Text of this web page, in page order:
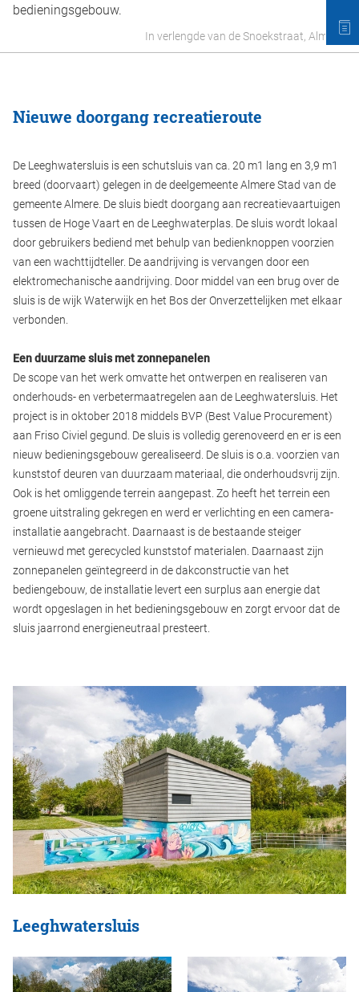
bedieningsgebouw.
In verlengde van de Snoekstraat, Almere
Nieuwe doorgang recreatieroute
De Leeghwatersluis is een schutsluis van ca. 20 m1 lang en 3,9 m1
breed (doorvaart) gelegen in de deelgemeente Almere Stad van de
gemeente Almere. De sluis biedt doorgang aan recreatievaartuigen
tussen de Hoge Vaart en de Leeghwaterplas. De sluis wordt lokaal
door gebruikers bediend met behulp van bedienknoppen voorzien
van een wachttijdteller. De aandrijving is vervangen door een
elektromechanische aandrijving. Door middel van een brug over de
sluis is de wijk Waterwijk en het Bos der Onverzettelijken met elkaar
verbonden.
Een duurzame sluis met zonnepanelen
De scope van het werk omvatte het ontwerpen en realiseren van
onderhouds- en verbetermaatregelen aan de Leeghwatersluis. Het
project is in oktober 2018 middels BVP (Best Value Procurement)
aan Friso Civiel gegund. De sluis is volledig gerenoveerd en er is een
nieuw bedieningsgebouw gerealiseerd. De sluis is o.a. voorzien van
kunststof deuren van duurzaam materiaal, die onderhoudsvrij zijn.
Ook is het omliggende terrein aangepast. Zo heeft het terrein een
groene uitstraling gekregen en werd er verlichting en een camera-
installatie aangebracht. Daarnaast is de bestaande steiger
vernieuwd met gerecycled kunststof materialen. Daarnaast zijn
zonnepanelen geïntegreerd in de dakconstructie van het
bediengebouw, de installatie levert een surplus aan energie dat
wordt opgeslagen in het bedieningsgebouw en zorgt ervoor dat de
sluis jaarrond energieneutraal presteert.
Leeghwatersluis